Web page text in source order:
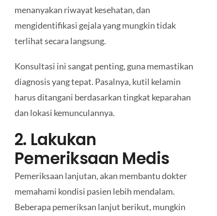
menanyakan riwayat kesehatan, dan
mengidentifikasi gejala yang mungkin tidak
terlihat secara langsung.
Konsultasi ini sangat penting, guna memastikan
diagnosis yang tepat. Pasalnya, kutil kelamin
harus ditangani berdasarkan tingkat keparahan
dan lokasi kemunculannya.
2. Lakukan
Pemeriksaan Medis
Pemeriksaan lanjutan, akan membantu dokter
memahami kondisi pasien lebih mendalam.
Beberapa pemeriksan lanjut berikut, mungkin